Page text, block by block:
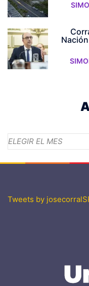
Archivos
Tweets by